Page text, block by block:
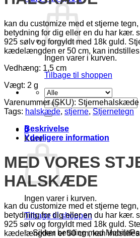
Ingen varer i kurven.
Tilbage til shoppen
Søg
efter:
0
Kurv
Ingen varer i kurven.
Tilbage til shoppen
✨ Sikker betaling med
kan du customize med et stjerne
betydning for dig eller en du har kær.
925 sølv og forgyldt med 18k guld.
kædelængden er 50 cm, kan indstilles
Vedhæng: 1,5 cm
Vægt: 2 g
Varenummer (SKU): Stjernehalskæde
Tags: halskæde, stjerne, Stjernetegn
Beskrivelse
Yderligere information
MED VORES
HALSKÆDE
kan du customize med et stjerne
betydning for dig eller en du har kær.
925 sølv og forgyldt med 18k guld.
kædelængden er 50 cm, kan indstilles